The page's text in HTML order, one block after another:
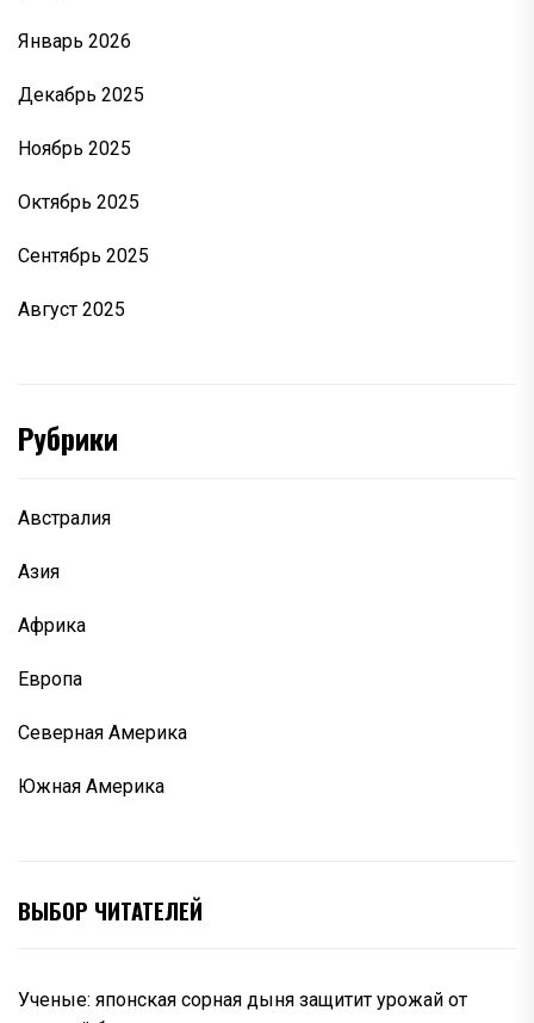
Январь 2026
Декабрь 2025
Ноябрь 2025
Октябрь 2025
Сентябрь 2025
Август 2025
Рубрики
Австралия
Азия
Африка
Европа
Северная Америка
Южная Америка
ВЫБОР ЧИТАТЕЛЕЙ
Ученые: японская сорная дыня защитит урожай от